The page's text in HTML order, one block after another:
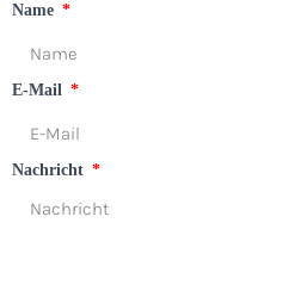
Name
E-Mail
Nachricht